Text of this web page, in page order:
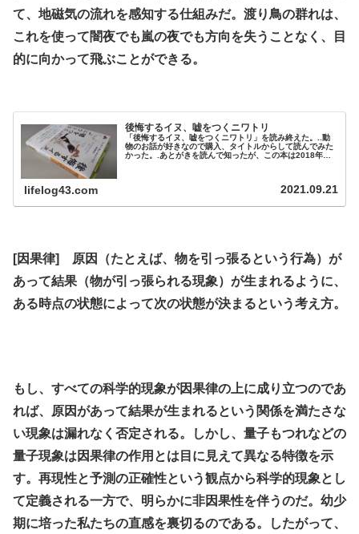
て、地磁気の流れを感知する仕組みだ。渡り鳥の群れは、
これを使って闇夜でも嵐の夜でも方向を失うことなく、目
的に向かって飛ぶことができる。
後悔するイヌ、嘘をつくニワトリ
「後悔するイヌ、嘘をつくニワトリ」を読み終えた。..動
物のお話が好きなので購入、タイトルからして読んでみた
かった。.あとがきを読んで知ったが、この本は2018年に
動することができないのだとしても無意識的なプロセスは
lifelog43.com 2021.09.21
[因果律] 原因（たとえば、物を引っ張るという行為）が
あって結果（物が引っ張られる現象）が生まれるように、
ある時点の状態によって次の状態が決まるという考え方。
もし、すべての科学的現象が因果律の上に成り立つのであ
れば、原因があって結果が生まれるという関係を満たさな
い現象は漏れなく否定される。しかし、量子もつれなどの
量子現象は因果律の作用とは目に見えて異なる特徴を示
す。再現性と予測の正確性という観点から科学的現象とし
て定義される一方で、明らかに非因果性を伴うのだ。幼少
期に培った私たちの直感を裏切るのである。したがって、